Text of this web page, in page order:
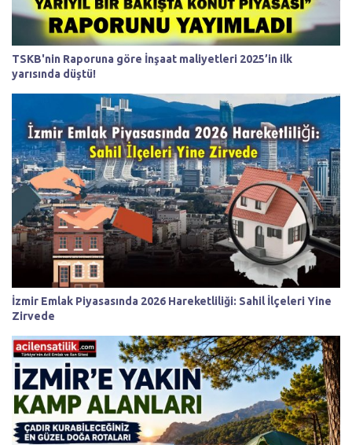
TSKB'nin Raporuna göre İnşaat maliyetleri 2025’in ilk
yarısında düştü!
İzmir Emlak Piyasasında 2026 Hareketliliği: Sahil İlçeleri Yine
Zirvede